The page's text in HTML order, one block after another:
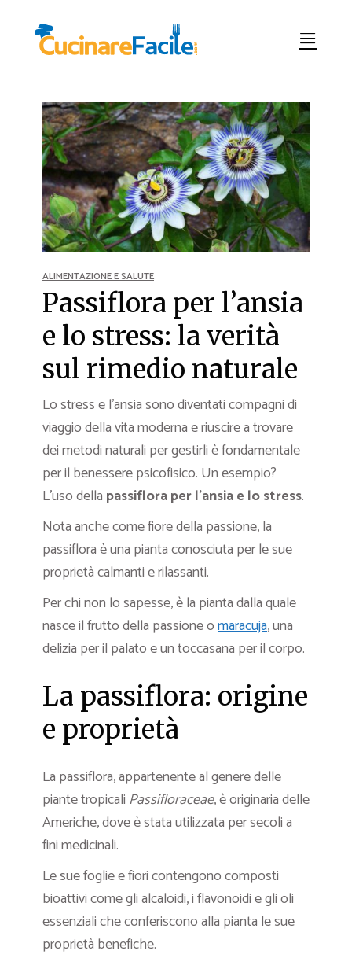
ALIMENTAZIONE E SALUTE
Passiflora per l’ansia
e lo stress: la verità
sul rimedio naturale
Lo stress e l’ansia sono diventati compagni di
viaggio della vita moderna e riuscire a trovare
dei metodi naturali per gestirli è fondamentale
per il benessere psicofisico. Un esempio?
L’uso della passiflora per l’ansia e lo stress.
Nota anche come fiore della passione, la
passiflora è una pianta conosciuta per le sue
proprietà calmanti e rilassanti.
Per chi non lo sapesse, è la pianta dalla quale
nasce il frutto della passione omaracuja, una
delizia per il palato e un toccasana per il corpo.
La passiflora: origine
e proprietà
La passiflora, appartenente al genere delle
piante tropicali Passifloraceae, è originaria delle
Americhe, dove è stata utilizzata per secoli a
fini medicinali.
Le sue foglie e fiori contengono composti
bioattivi come gli alcaloidi, i flavonoidi e gli oli
essenziali che conferiscono alla pianta le sue
proprietà benefiche.